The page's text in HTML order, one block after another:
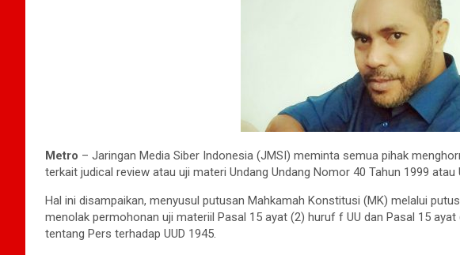
Metro – Jaringan Media Siber Indonesia (JMSI) meminta semua pihak
terkait judical review atau uji materi Undang Undang Nomor 40 Tahun 1999 atau
Hal ini disampaikan, menyusul putusan Mahkamah Konstitusi (MK) melalui
menolak permohonan uji materiil Pasal 15 ayat (2) huruf f UU dan Pasal 15
tentang Pers terhadap UUD 1945.